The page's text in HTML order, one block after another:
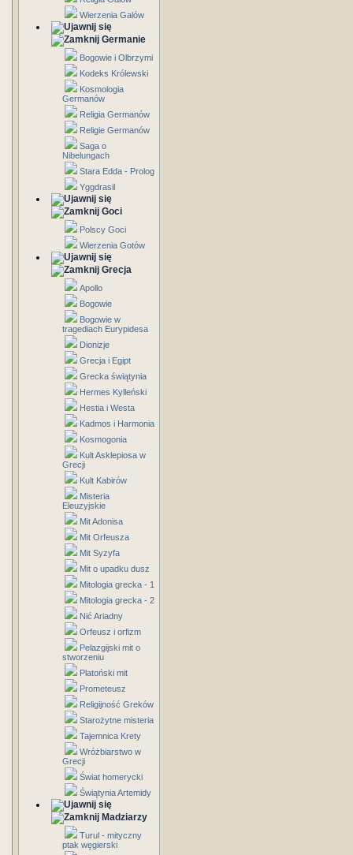
Wierzenia Galów
Germanie
Bogowie i Olbrzymi
Kodeks Królewski
Kosmologia
Germanów
Religia Germanów
Religie Germanów
Saga o
Nibelungach
Stara Edda - Prolog
Yggdrasil
Goci
Polscy Goci
Wierzenia Gotów
Grecja
Apollo
Bogowie
Bogowie w
tragediach Eurypidesa
Dionizje
Grecja i Egipt
Grecka świątynia
Hermes Kylleński
Hestia i Westa
Kadmos i Harmonia
Kosmogonia
Kult Asklepiosa w
Grecji
Kult Kabirów
Misteria
Eleuzyjskie
Mit Adonisa
Mit Orfeusza
Mit Syzyfa
Mit o upadku dusz
Mitologia grecka - 1
Mitologia grecka - 2
Nić Ariadny
Orfeusz i orfizm
Pelazgijski mit o
stworzeniu
Platoński mit
Prometeusz
Religijność Greków
Starożytne misteria
Tajemnica Krety
Wróżbiarstwo w
Grecji
Świat homerycki
Świątynia Artemidy
Madziarzy
Turul - mityczny
ptak węgierski